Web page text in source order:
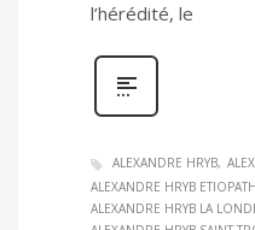
l’hérédité, le
ALEXANDRE HRYB
ALEXANDRE HRYB
ALEXANDRE HRYB LA